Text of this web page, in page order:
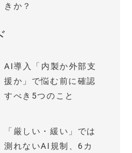
きか？
AI導入「内製か外部支
援か」で悩む前に確認
すべき5つのこと
「厳しい・緩い」では
測れないAI規制、6カ